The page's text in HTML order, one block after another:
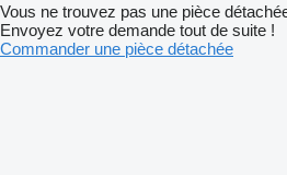
Vous ne trouvez pas une pièce
Envoyez votre demande tout de suite !
Commander une pièce détachée